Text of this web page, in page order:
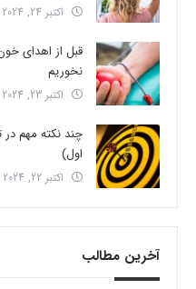
اکتبر 24, 2024
قبل از اهدای
نخوریم
اکتبر 23, 2024
چند نکته مهم
اول)
اکتبر 22, 2024
آخرین مطالب